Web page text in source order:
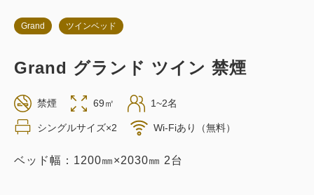
お部屋のみ
返金不可 素泊まり
in 14:00~ / out 11:00まで
Grand ツインベッド
Grand グランド ツイン 禁煙
禁煙 69㎡ 1~2名
シングルサイズ×2 Wi-Fiあり（無料）
ベッド幅：1200㎜×2030㎜ 2台